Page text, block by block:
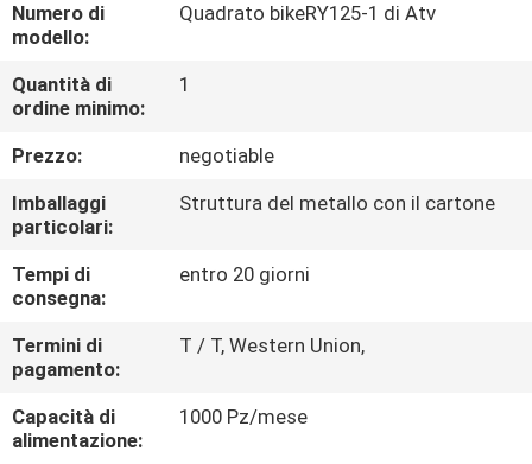
CONTROLLO
DI
QUALITÀ
CONTATTICI
RICHIEDA
UNA
CITAZIONE
MAPPA
Numero di
modello:
Quadrato bikeRY125-1 di Atv
Quantità di
ordine minimo:
1
Prezzo:
negotiable
Imballaggi
particolari:
Struttura del metallo con il cartone
Tempi di
consegna:
entro 20 giorni
Termini di
pagamento:
T / T, Western Union,
Capacità di
alimentazione:
1000 Pz/mese